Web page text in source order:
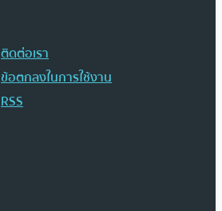
ติดต่อเรา
ข้อตกลงในการใช้งาน
RSS